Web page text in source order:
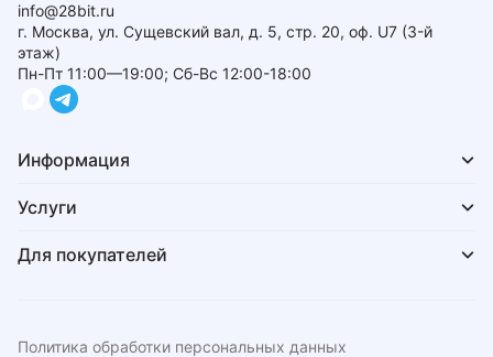
info@28bit.ru
г. Москва, ул. Сущевский вал, д. 5, стр. 20, оф. U7 (3-й
этаж)
Пн-Пт 11:00—19:00; Сб-Вс 12:00-18:00
Информация
Услуги
Для покупателей
Политика обработки персональных данных